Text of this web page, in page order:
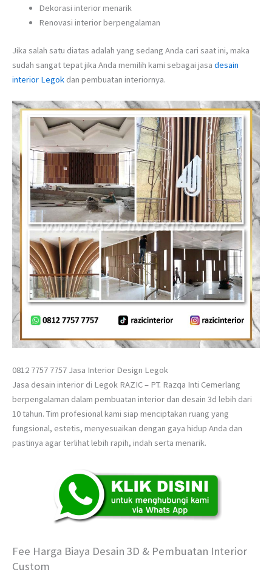
Dekorasi interior menarik
Renovasi interior berpengalaman
Jika salah satu diatas adalah yang sedang Anda cari saat ini, maka
sudah sangat tepat jika Anda memilih kami sebagai jasa desain
interior Legok dan pembuatan interiornya.
0812 7757 7757 Jasa Interior Design Legok
Jasa desain interior di Legok RAZIC – PT. Razqa Inti Cemerlang
berpengalaman dalam pembuatan interior dan desain 3d lebih dari
10 tahun. Tim profesional kami siap menciptakan ruang yang
fungsional, estetis, menyesuaikan dengan gaya hidup Anda dan
pastinya agar terlihat lebih rapih, indah serta menarik.
Fee Harga Biaya Desain 3D & Pembuatan Interior
Custom